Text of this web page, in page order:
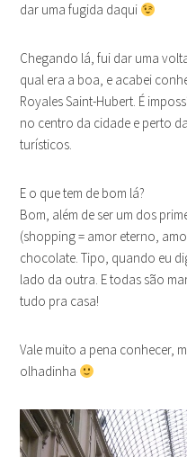
dar uma fugida daqui
Chegando lá, fui dar uma
qual era a boa, e acabei
Royales Saint-Hubert. É
no centro da cidade e perto
turísticos.
E o que tem de bom lá?
Bom, além de ser um dos
(shopping = amor eterno,
chocolate. Tipo, quando eu
lado da outra. E todas são
tudo pra casa!
Vale muito a pena conhecer,
olhadinha